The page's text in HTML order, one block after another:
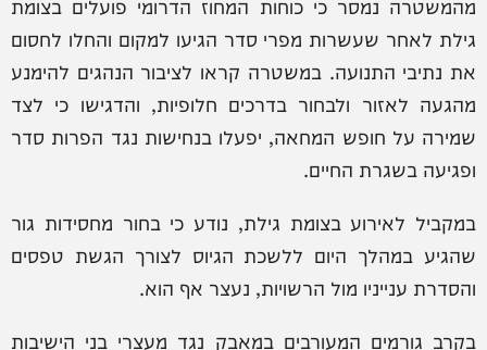
גילת לאחר שעשרות מפרי סדר הגיעו למקום והחלו לחסום
את נתיבי התנועה. במשטרה קראו לציבור הנהגים להימנע
מהגעה לאזור ולבחור בדרכים חלופיות, והדגישו כי לצד
שמירה על חופש המחאה, יפעלו בנחישות נגד הפרות סדר
ופגיעה בשגרת החיים.
במקביל לאירוע בצומת גילת, נודע כי בחור מחסידות גור
שהגיע במהלך היום ללשכת הגיוס לצורך הגשת טפסים
והסדרת ענייניו מול הרשויות, נעצר אף הוא.
בקרב גורמים המעורבים במאבק נגד מעצרי בני הישיבות